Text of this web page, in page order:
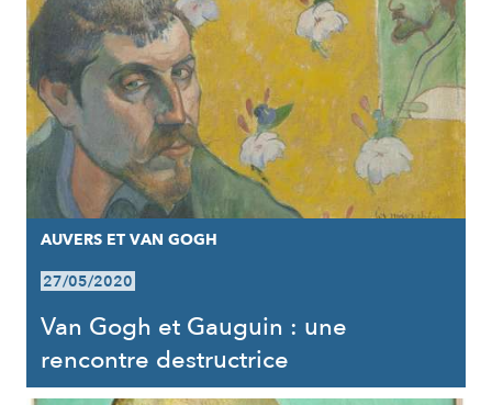
AUVERS ET VAN GOGH
27/05/2020
Van Gogh et Gauguin : une
rencontre destructrice